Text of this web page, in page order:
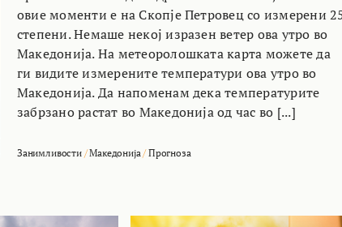
овие моменти е на Скопје Петровец со измерени
степени. Немаше некој изразен ветер ова утро во
Македонија. На метеоролошката карта можете да
ги видите измерените температури ова утро во
Македонија. Да напоменам дека температурите
забрзано растат во Македонија од час во [...]
Занимливости/Македонија /Прогноза